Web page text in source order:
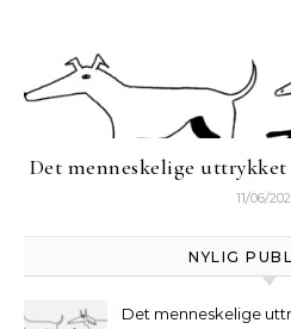
Det menneskelige uttrykket
11/06/
NYLIG
Det menneskelige